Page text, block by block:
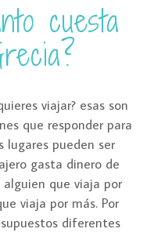
cuesta
viajar? esas son
que responder para
lugares pueden ser
gasta dinero de
que viaja por
viaja por más. Por
diferentes